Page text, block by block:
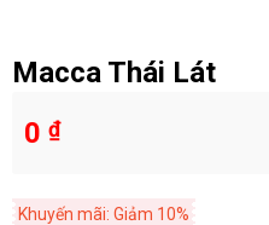
Macca Thái Lát
0 ₫
Khuyến mãi: Giảm 10%